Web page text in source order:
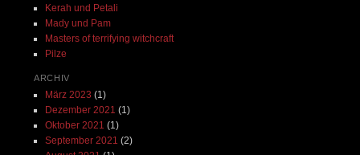
Kerah und Petali
Mady und Pam
Masters of terrifying witchcraft
Pilze
ARCHIV
März 2023 (1)
Dezember 2021 (1)
Oktober 2021 (1)
September 2021 (2)